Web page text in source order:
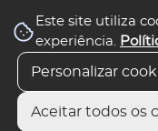
Este site utiliza
experiência.
Personalizar
Aceitar todos os